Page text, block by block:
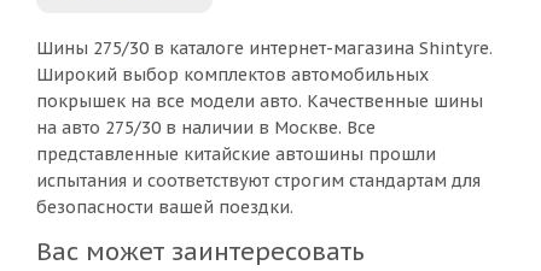
Шины 275/30 в каталоге интернет-магазина Shintyre.
Широкий выбор комплектов автомобильных
покрышек на все модели авто. Качественные шины
на авто 275/30 в наличии в Москве. Все
представленные китайские автошины прошли
испытания и соответствуют строгим стандартам для
безопасности вашей поездки.
Вас может заинтересовать